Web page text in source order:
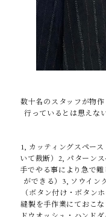
数十名のスタッフが物
行っているとは思えな
1, カッティングスペー
いて裁断）2, パターン
手でやる事により急で
ができる）3, ソウイン
（ボタン付け・ボタン
縫製を手作業にておこ